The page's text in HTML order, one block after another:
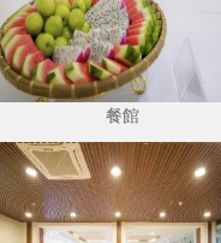
餐館